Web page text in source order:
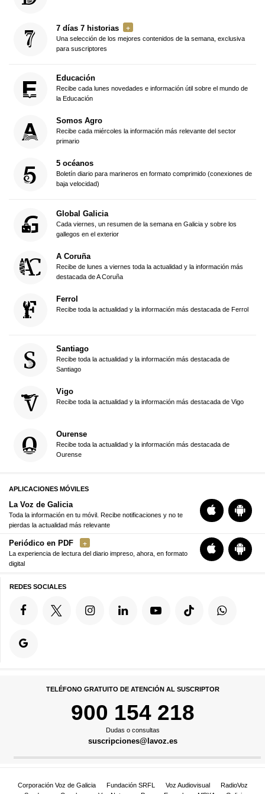
7 días 7 historias
Una selección de los mejores contenidos de la semana, exclusiva
para suscriptores
Educación
Recibe cada lunes novedades e información útil sobre el mundo de
la Educación
Somos Agro
Recibe cada miércoles la información más relevante del sector
primario
5 océanos
Boletín diario para marineros en formato comprimido (conexiones de
baja velocidad)
Global Galicia
Cada viernes, un resumen de la semana en Galicia y sobre los
gallegos en el exterior
A Coruña
Recibe de lunes a viernes toda la actualidad y la información más
destacada de A Coruña
Ferrol
Recibe toda la actualidad y la información más destacada de Ferrol
Santiago
Recibe toda la actualidad y la información más destacada de
Santiago
Vigo
Recibe toda la actualidad y la información más destacada de Vigo
Ourense
Recibe toda la actualidad y la información más destacada de
Ourense
APLICACIONES MÓVILES
La Voz de Galicia
Toda la información en tu móvil. Recibe notificaciones y no te
pierdas la actualidad más relevante
Periódico en PDF
La experiencia de lectura del diario impreso, ahora, en formato
digital
REDES SOCIALES
TELÉFONO GRATUITO DE ATENCIÓN AL SUSCRIPTOR
900 154 218
Dudas o consultas
suscripciones@lavoz.es
Corporación Voz de Galicia Fundación SRFL Voz Audiovisual
RadioVoz